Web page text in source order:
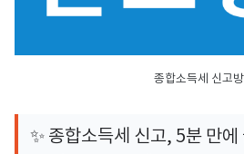
종합소득세 신고
✨ 종합소득세 신고, 5분 만에